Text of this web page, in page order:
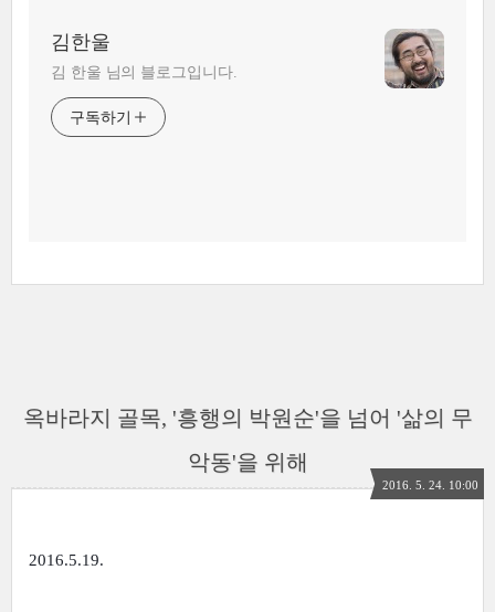
김한울
김 한울 님의 블로그입니다.
구독하기
옥바라지 골목, '흥행의 박원순'을 넘어 '삶의 무
악동'을 위해
2016. 5. 24. 10:00
2016.5.19.